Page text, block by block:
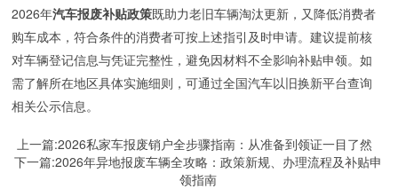
2026年汽车报废补贴政策既助力老旧车辆淘汰更新，又降低消费者
购车成本，符合条件的消费者可按上述指引及时申请。建议提前核
对车辆登记信息与凭证完整性，避免因材料不全影响补贴申领。如
需了解所在地区具体实施细则，可通过全国汽车以旧换新平台查询
相关公示信息。
上一篇:2026私家车报废销户全步骤指南：从准备到领证一目了然
下一篇:2026年异地报废车辆全攻略：政策新规、办理流程及补贴申
领指南